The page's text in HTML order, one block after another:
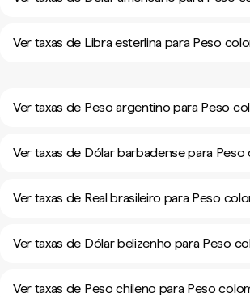
Ver taxas de Libra esterlina para Peso
Ver taxas de Peso argentino para Peso
Ver taxas de Dólar barbadense para Peso
Ver taxas de Real brasileiro para Peso
Ver taxas de Dólar belizenho para Peso
Ver taxas de Peso chileno para Peso